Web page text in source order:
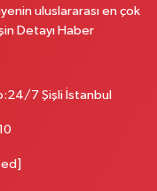
B MEMORIAL
uluslararası en çok
Detayı Haber
7 Şişli İstanbul